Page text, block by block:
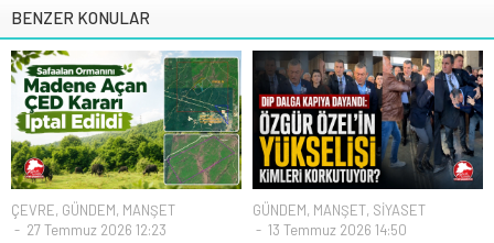
BENZER KONULAR
ÇEVRE, GÜNDEM, MANŞET
27 Temmuz 2026 12:23
GÜNDEM, MANŞET, SİYASET
13 Temmuz 2026 14:50